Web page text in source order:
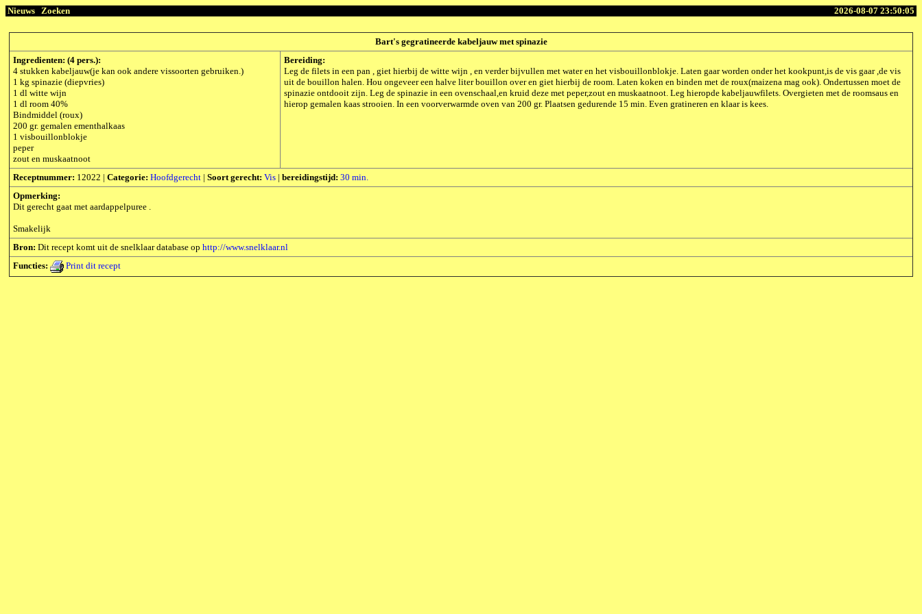
Nieuws Zoeken 2026-08-07 23:50:05
Bart's gegratineerde kabeljauw met spinazie
Ingredienten: (4 pers.):
4 stukken kabeljauw(je kan ook andere vissoorten gebruiken.)
1 kg spinazie (diepvries)
1 dl witte wijn
1 dl room 40%
Bindmiddel (roux)
200 gr. gemalen ementhalkaas
1 visbouillonblokje
peper
zout en muskaatnoot
Bereiding:
Leg de filets in een pan , giet hierbij de witte wijn , en verder bijvullen met water en het visbouillonblokje. Laten gaar worden onder het kookpunt,is de vis gaar ,de vis
uit de bouillon halen. Hou ongeveer een halve liter bouillon over en giet hierbij de room. Laten koken en binden met de roux(maizena mag ook). Ondertussen moet de
spinazie ontdooit zijn. Leg de spinazie in een ovenschaal,en kruid deze met peper,zout en muskaatnoot. Leg hieropde kabeljauwfilets. Overgieten met de roomsaus en
hierop gemalen kaas strooien. In een voorverwarmde oven van 200 gr. Plaatsen gedurende 15 min. Even gratineren en klaar is kees.
Receptnummer: 12022 | Categorie: Hoofdgerecht | Soort gerecht: Vis | bereidingstijd: 30 min.
Opmerking:
Dit gerecht gaat met aardappelpuree .
Smakelijk
Bron: Dit recept komt uit de snelklaar database op http://www.snelklaar.nl
Functies:
Print dit recept